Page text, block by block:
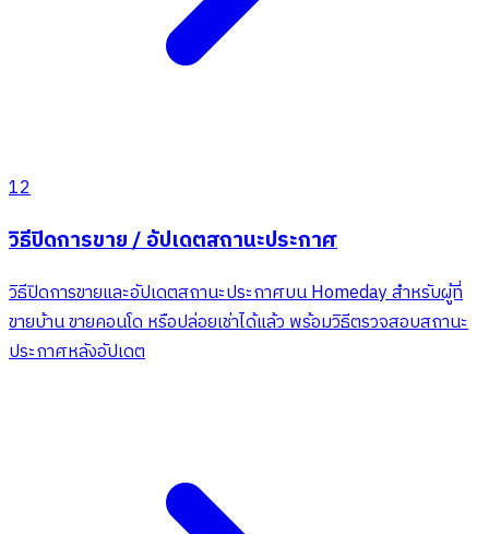
12
วิธีปิดการขาย / อัปเดตสถานะประกาศ
วิธีปิดการขายและอัปเดตสถานะประกาศบน Homeday สำหรับผู้ที่
ขายบ้าน ขายคอนโด หรือปล่อยเช่าได้แล้ว พร้อมวิธีตรวจสอบสถานะ
ประกาศหลังอัปเดต